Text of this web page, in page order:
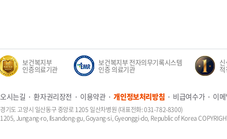
보건복지부
인증의료기관
보건복지부 전자의무기록시스템
인증 의료기관
신생
적정
오시는길 환자권리장전 이용약관 개인정보처리방침 비급여수가 이
경기도 고양시 일산동구 중앙로 1205 일산차병원 (대표전화: 031-782-8300)
1205, Jungang-ro, Ilsandong-gu, Goyang-si, Gyeonggi-do, Republic of Korea